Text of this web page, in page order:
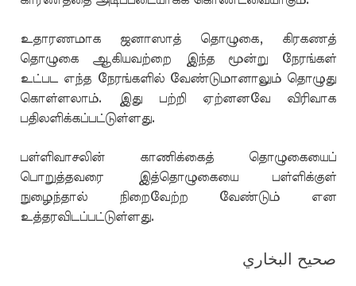
உதாரணமாக ஜனாஸாத் தொழுகை, கிரகணத்
தொழுகை ஆகியவற்றை இந்த மூன்று நேரங்கள்
உட்பட எந்த நேரங்களில் வேண்டுமானாலும் தொழுது
கொள்ளலாம். இது பற்றி ஏற்னனவே விரிவாக
பதிலளிக்கப்பட்டுள்ளது.
பள்ளிவாசலின் காணிக்கைத் தொழுகையைப்
பொறுத்தவரை இத்தொழுகையை பள்ளிக்குள்
நுழைந்தால் நிறைவேற்ற வேண்டும் என
உத்தரவிடப்பட்டுள்ளது.
صحيح البخاري